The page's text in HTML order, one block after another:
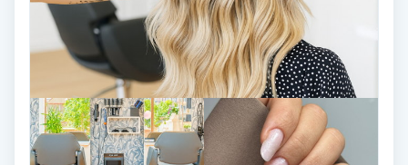
Permanent hårborttagning
Permanent ögonbrynsmakeup
Personal shopper